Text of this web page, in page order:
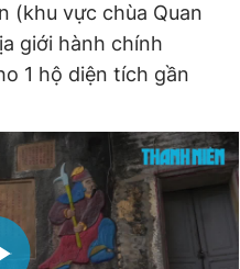
(khu vực chùa Quan
giới hành chính
1 hộ diện tích gần